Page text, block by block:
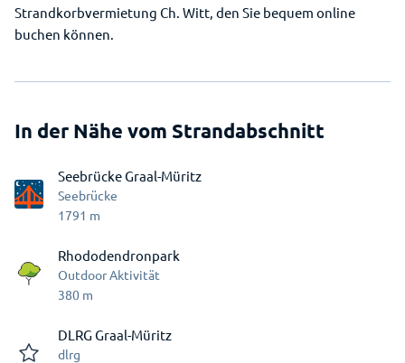
Strandkorbvermietung Ch. Witt, den Sie bequem online
buchen können.
In der Nähe vom Strandabschnitt
Seebrücke Graal-Müritz
Seebrücke
1791 m
Rhododendronpark
Outdoor Aktivität
380 m
DLRG Graal-Müritz
dlrg